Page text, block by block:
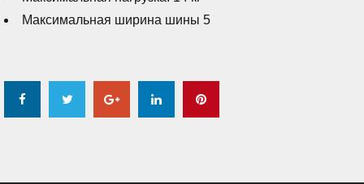
Максимальная ширина шины 5
Facebook Twitter Google+ LinkedIn